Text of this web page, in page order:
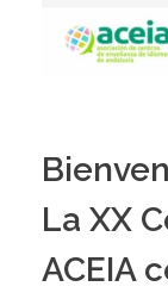
La XX
ACEIA